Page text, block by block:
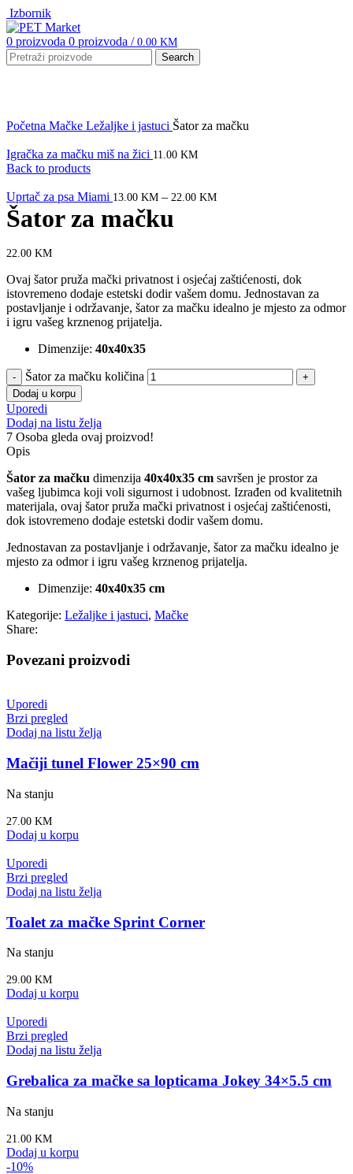
Izbornik
0 proizvoda 0 proizvoda / 0.00 KM
Search
Početna Mačke Ležaljke i jastuci Šator za mačku
Igračka za mačku miš na žici 11.00 KM
Back to products
Uprtač za psa Miami 13.00 KM – 22.00 KM
Šator za mačku
22.00 KM
Ovaj šator pruža mački privatnost i osjećaj zaštićenosti, dok
istovremeno dodaje estetski dodir vašem domu. Jednostavan za
postavljanje i održavanje, šator za mačku idealno je mjesto za odmor
i igru vašeg krznenog prijatelja.
Dimenzije: 40x40x35
Šator za mačku količina
Dodaj u korpu
Uporedi
Dodaj na listu želja
7 Osoba gleda ovaj proizvod!
Opis
Šator za mačku dimenzija 40x40x35 cm savršen je prostor za
vašeg ljubimca koji voli sigurnost i udobnost. Izrađen od kvalitetnih
materijala, ovaj šator pruža mački privatnost i osjećaj zaštićenosti,
dok istovremeno dodaje estetski dodir vašem domu.
Jednostavan za postavljanje i održavanje, šator za mačku idealno je
mjesto za odmor i igru vašeg krznenog prijatelja.
Dimenzije: 40x40x35 cm
Kategorije: Ležaljke i jastuci, Mačke
Share:
Povezani proizvodi
Uporedi
Brzi pregled
Dodaj na listu želja
Mačiji tunel Flower 25×90 cm
Na stanju
27.00 KM
Dodaj u korpu
Uporedi
Brzi pregled
Dodaj na listu želja
Toalet za mačke Sprint Corner
Na stanju
29.00 KM
Dodaj u korpu
Uporedi
Brzi pregled
Dodaj na listu želja
Grebalica za mačke sa lopticama Jokey 34×5.5 cm
Na stanju
21.00 KM
Dodaj u korpu
-10%